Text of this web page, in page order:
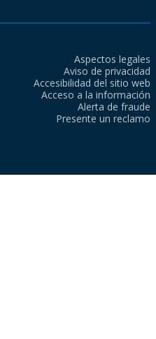
Aspectos legales
Aviso de privacidad
Accesibilidad del sitio web
Acceso a la información
Alerta de fraude
Presente un reclamo